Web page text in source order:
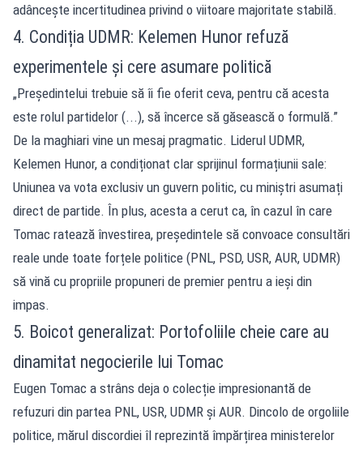
adâncește incertitudinea privind o viitoare majoritate stabilă.
4. Condiția UDMR: Kelemen Hunor refuză
experimentele și cere asumare politică
„Președintelui trebuie să îi fie oferit ceva, pentru că acesta
este rolul partidelor (...), să încerce să găsească o formulă.”
De la maghiari vine un mesaj pragmatic. Liderul UDMR,
Kelemen Hunor, a condiționat clar sprijinul formațiunii sale:
Uniunea va vota exclusiv un guvern politic, cu miniștri asumați
direct de partide. În plus, acesta a cerut ca, în cazul în care
Tomac ratează învestirea, președintele să convoace consultări
reale unde toate forțele politice (PNL, PSD, USR, AUR, UDMR)
să vină cu propriile propuneri de premier pentru a ieși din
impas.
5. Boicot generalizat: Portofoliile cheie care au
dinamitat negocierile lui Tomac
Eugen Tomac a strâns deja o colecție impresionantă de
refuzuri din partea PNL, USR, UDMR și AUR. Dincolo de orgoliile
politice, mărul discordiei îl reprezintă împărțirea ministerelor